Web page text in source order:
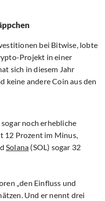
bei Bitwise, lobte
Projekt in einer
sich in diesem Jahr
keine andere Coin aus den
noch erhebliche
12 Prozent im Minus,
Solana (SOL) sogar 32
„den Einfluss und
Und er nennt drei